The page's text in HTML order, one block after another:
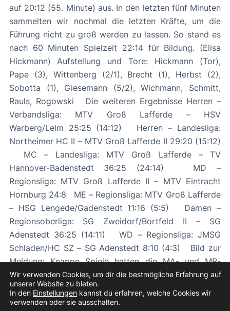
auf 20:12 (55. Minute) aus. In den letzten fünf Minuten
sammelten wir nochmal die letzten Kräfte, um die
Führung nicht zu groß werden zu lassen. So stand es
nach 60 Minuten Spielzeit 22:14 für Bildung. (Elisa
Hickmann) Aufstellung und Tore: Hickmann (Tor),
Pape (3), Wittenberg (2/1), Brecht (1), Herbst (2),
Sobotta (1), Giesemann (5/2), Wichmann, Schmitt,
Rauls, Rogowski Die weiteren Ergebnisse Herren –
Verbandsliga: MTV Groß Lafferde – HSV
Warberg/Lelm 25:25 (14:12) Herren – Landesliga:
Northeimer HC II – MTV Groß Lafferde II 29:20 (15:12)
Hannover-Badenstedt 36:25 (24:14) MD –
Regionsliga: MTV Groß Lafferde II – MTV Eintracht
Hornburg 24:8 ME – Regionsliga: MTV Groß Lafferde
– HSG Lengede/Gadenstedt 11:16 (5:5) Damen –
Regionsoberliga: SG Zweidorf/Bortfeld II – SG
Adenstedt 36:25 (14:11) WD – Regionsliga: JMSG
Schladen/HC SZ – SG Adenstedt 8:10 (4:3) Bild zur
Meldung: Knappe Spiele hatten die MA- und MB-
Jugenden am Wochenende
« Vorheriger Beitrag Nächster Beitrag
Wir verwenden Cookies, um dir die bestmögliche Erfahrung auf
unserer Website zu bieten.
In den Einstellungen kannst du erfahren, welche Cookies wir
verwenden oder sie ausschalten.